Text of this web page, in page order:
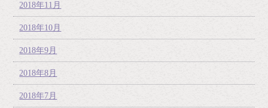
2018年11月
2018年10月
2018年9月
2018年8月
2018年7月